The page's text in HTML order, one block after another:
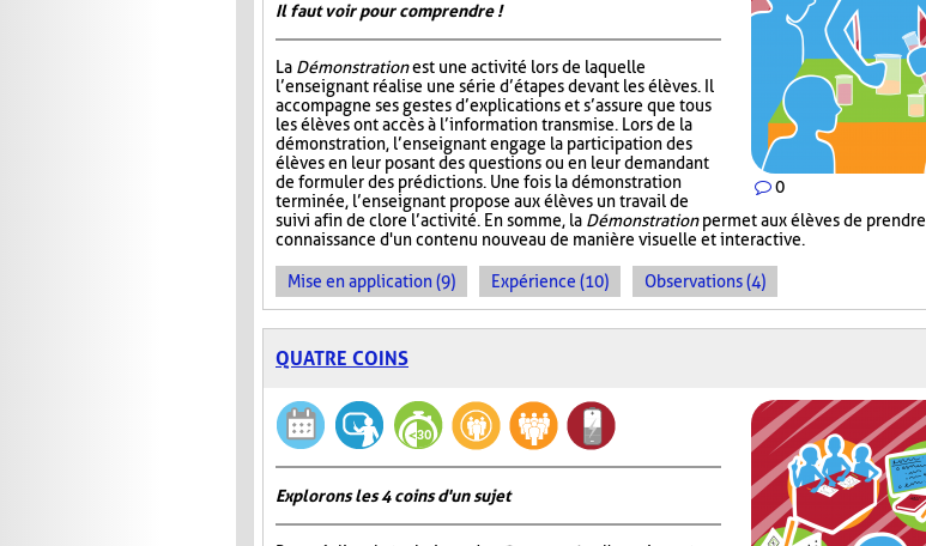
0
Il faut voir pour comprendre !
La Démonstrationest une activité lors de laquelle
l’enseignant réalise une série d’étapes devant les élèves. Il
accompagne ses gestes d’explications et s’assure que tous
les élèves ont accès à l’information transmise. Lors de la
démonstration, l’enseignant engage la participation des
élèves en leur posant des questions ou en leur demandant
de formuler des prédictions. Une fois la démonstration
terminée, l’enseignant propose aux élèves un travail de
suivi afin de clore l’activité. En somme, la Démonstrationpermet aux élèves de prendre
connaissance d'un contenu nouveau de manière visuelle et interactive.
Mise en application (9) Expérience (10) Observations (4)
QUATRE COINS
Explorons les 4 coins d'un sujet